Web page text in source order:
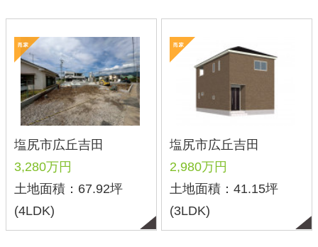
コラム 採用情報
プライバシーポリシー
サイトマップ
スマホ版 PC版
Copyright©2025 サンプロ不動産株式会社 co.,ltd All rights reserverd.